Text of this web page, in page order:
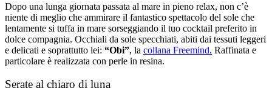
Dopo una lunga giornata passata al mare in pieno relax, non c’è
niente di meglio che ammirare il fantastico spettacolo del sole che
lentamente si tuffa in mare sorseggiando il tuo cocktail preferito in
dolce compagnia. Occhiali da sole specchiati, abiti dai tessuti leggeri
e delicati e soprattutto lei: “Obi”, la collana Freemind. Raffinata e
particolare è realizzata con perle in resina.
Serate al chiaro di luna